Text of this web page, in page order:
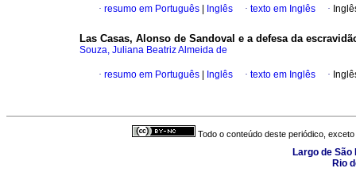
· resumo em Português Inglês · texto em Inglês ·
Las Casas, Alonso de Sandoval e a defesa da
Souza, Juliana Beatriz Almeida de
· resumo em Português Inglês · texto em Inglês ·
Todo o conteúdo deste periódico,
Largo de
Rio